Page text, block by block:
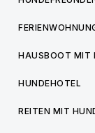
HAUSBOOT MIT
HUNDEHOTEL
REITEN MIT